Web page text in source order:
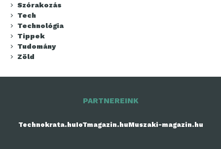
Szórakozás
Tech
Technológia
Tippek
Tudomány
Zöld
PARTNEREINK
Technokrata.huIoTmagazin.huMuszaki-magazin.hu